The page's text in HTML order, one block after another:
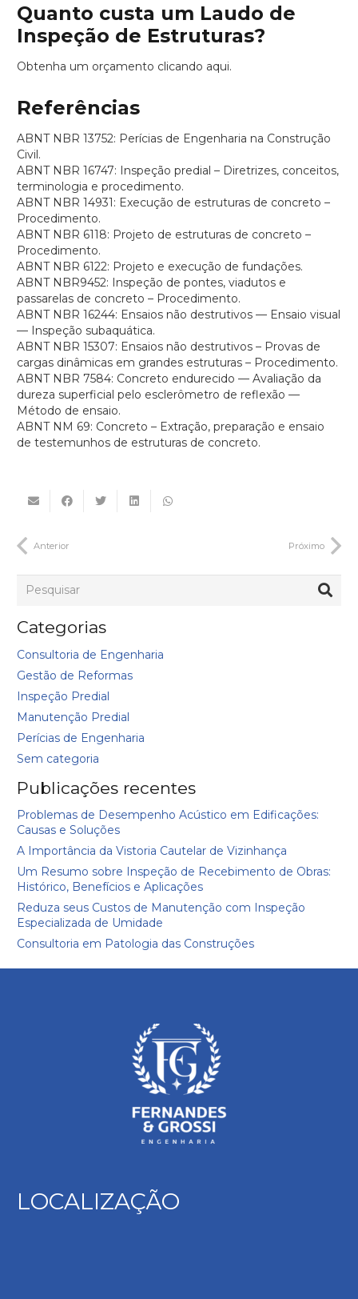
Quanto custa um Laudo de
Inspeção de Estruturas?
Obtenha um orçamento clicando aqui.
Referências
ABNT NBR 13752: Perícias de Engenharia na Construção
Civil.
ABNT NBR 16747: Inspeção predial – Diretrizes, conceitos,
terminologia e procedimento.
ABNT NBR 14931: Execução de estruturas de concreto –
Procedimento.
ABNT NBR 6118: Projeto de estruturas de concreto –
Procedimento.
ABNT NBR 6122: Projeto e execução de fundações.
ABNT NBR9452: Inspeção de pontes, viadutos e
passarelas de concreto – Procedimento.
ABNT NBR 16244: Ensaios não destrutivos — Ensaio visual
— Inspeção subaquática.
ABNT NBR 15307: Ensaios não destrutivos – Provas de
cargas dinâmicas em grandes estruturas – Procedimento.
ABNT NBR 7584: Concreto endurecido — Avaliação da
dureza superficial pelo esclerômetro de reflexão —
Método de ensaio.
ABNT NM 69: Concreto – Extração, preparação e ensaio
de testemunhos de estruturas de concreto.
Anterior Próximo
Categorias
Consultoria de Engenharia
Gestão de Reformas
Inspeção Predial
Manutenção Predial
Perícias de Engenharia
Sem categoria
Publicações recentes
Problemas de Desempenho Acústico em Edificações:
Causas e Soluções
A Importância da Vistoria Cautelar de Vizinhança
Um Resumo sobre Inspeção de Recebimento de Obras:
Histórico, Benefícios e Aplicações
Reduza seus Custos de Manutenção com Inspeção
Especializada de Umidade
Consultoria em Patologia das Construções
LOCALIZAÇÃO